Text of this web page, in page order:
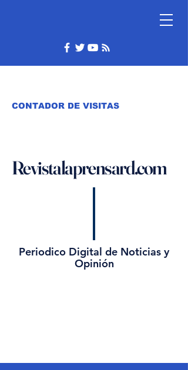
CONTADOR DE VISITAS
Revistalaprensard.com
Periodico Digital de Noticias y
Opinión